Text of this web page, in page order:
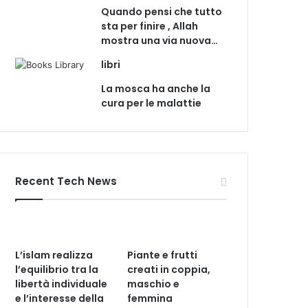
Quando pensi che tutto
sta per finire , Allah
mostra una via nuova…
libri
La mosca ha anche la
cura per le malattie
Recent Tech News
L’islam realizza
l’equilibrio tra la
libertà individuale
e l’interesse della
Piante e frutti
creati in coppia,
maschio e
femmina